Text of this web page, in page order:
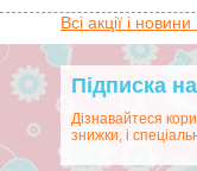
Всі акції і
Підписка
Дізнавайтеся
знижки, і